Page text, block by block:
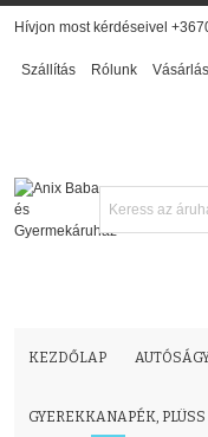
Hívjon most kérdéseivel
Szállítás Rólunk
KEZDŐLAP
GYEREKKANAPÉK,